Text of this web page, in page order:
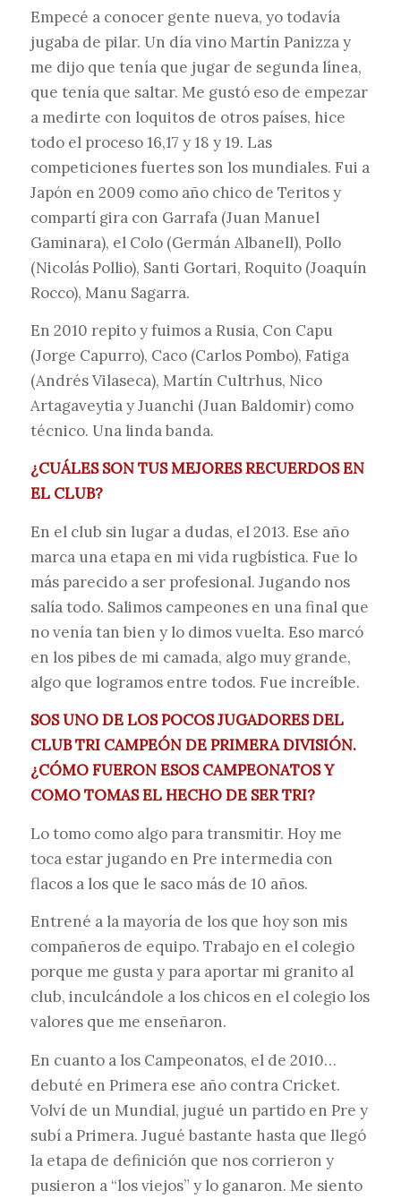
Empecé a conocer gente nueva, yo todavía
jugaba de pilar. Un día vino Martín Panizza y
me dijo que tenía que jugar de segunda línea,
que tenía que saltar. Me gustó eso de empezar
a medirte con loquitos de otros países, hice
todo el proceso 16,17 y 18 y 19. Las
competiciones fuertes son los mundiales. Fui a
Japón en 2009 como año chico de Teritos y
compartí gira con Garrafa (Juan Manuel
Gaminara), el Colo (Germán Albanell), Pollo
(Nicolás Pollio), Santi Gortari, Roquito (Joaquín
Rocco), Manu Sagarra.
En 2010 repito y fuimos a Rusia, Con Capu
(Jorge Capurro), Caco (Carlos Pombo), Fatiga
(Andrés Vilaseca), Martín Cultrhus, Nico
Artagaveytia y Juanchi (Juan Baldomir) como
técnico. Una linda banda.
¿CUÁLES SON TUS MEJORES RECUERDOS EN
EL CLUB?
En el club sin lugar a dudas, el 2013. Ese año
marca una etapa en mi vida rugbística. Fue lo
más parecido a ser profesional. Jugando nos
salía todo. Salimos campeones en una final que
no venía tan bien y lo dimos vuelta. Eso marcó
en los pibes de mi camada, algo muy grande,
algo que logramos entre todos. Fue increíble.
SOS UNO DE LOS POCOS JUGADORES DEL
CLUB TRI CAMPEÓN DE PRIMERA DIVISIÓN.
¿CÓMO FUERON ESOS CAMPEONATOS Y
COMO TOMAS EL HECHO DE SER TRI?
Lo tomo como algo para transmitir. Hoy me
toca estar jugando en Pre intermedia con
flacos a los que le saco más de 10 años.
Entrené a la mayoría de los que hoy son mis
compañeros de equipo. Trabajo en el colegio
porque me gusta y para aportar mi granito al
club, inculcándole a los chicos en el colegio los
valores que me enseñaron.
En cuanto a los Campeonatos, el de 2010…
debuté en Primera ese año contra Cricket.
Volví de un Mundial, jugué un partido en Pre y
subí a Primera. Jugué bastante hasta que llegó
la etapa de definición que nos corrieron y
pusieron a “los viejos” y lo ganaron. Me siento